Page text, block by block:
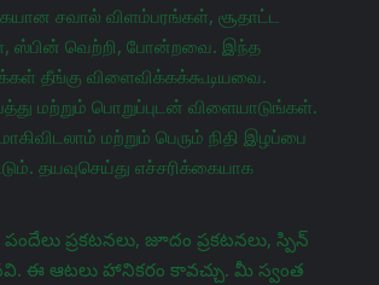
சவால் விளம்பரங்கள், சூதாட்ட
ஸ்பின் வெற்றி, போன்றவை. இந்த
தீங்கு விளைவிக்கக்கூடியவை.
மற்றும் பொறுப்புடன் விளையாடுங்கள்.
மற்றும் பெரும் நிதி இழப்பை
தயவுசெய்து எச்சரிக்கையாக
ప్రకటనలు, జూదం ప్రకటనలు, స్పిన్
ఈ ఆటలు హానికరం కావచ్చు. మీ స్వంత